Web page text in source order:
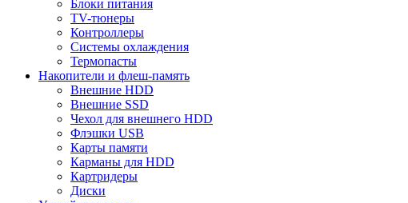
Блоки питания
TV-тюнеры
Контроллеры
Системы охлаждения
Термопасты
Накопители и флеш-память
Внешние HDD
Внешние SSD
Чехол для внешнего HDD
Флэшки USB
Карты памяти
Карманы для HDD
Картридеры
Диски